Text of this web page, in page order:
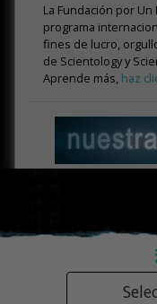
La Fundación por
programa
fines de lucro,
de Scientology y
Aprende más, haz